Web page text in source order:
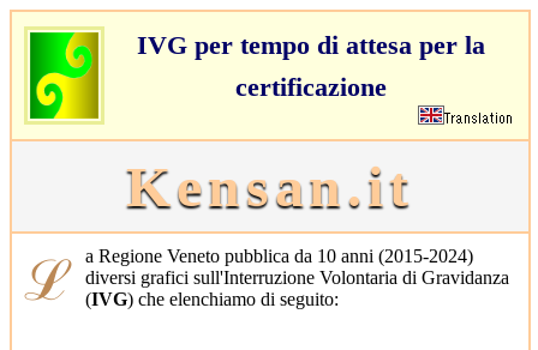
IVG per tempo di attesa per la
certificazione
Kensan.it
ℒa Regione Veneto pubblica da 10 anni (2015-2024)
diversi grafici sull'Interruzione Volontaria di Gravidanza
(IVG) che elenchiamo di seguito: